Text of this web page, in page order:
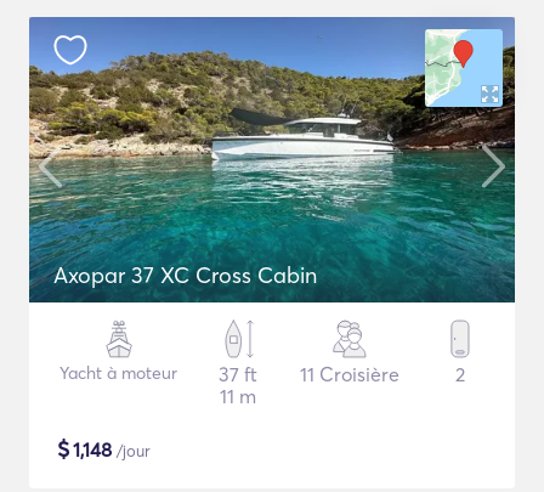
Axopar 37 XC Cross Cabin
Yacht à moteur
37 ft
11 m
11 Croisière 2
$1,148 /jour